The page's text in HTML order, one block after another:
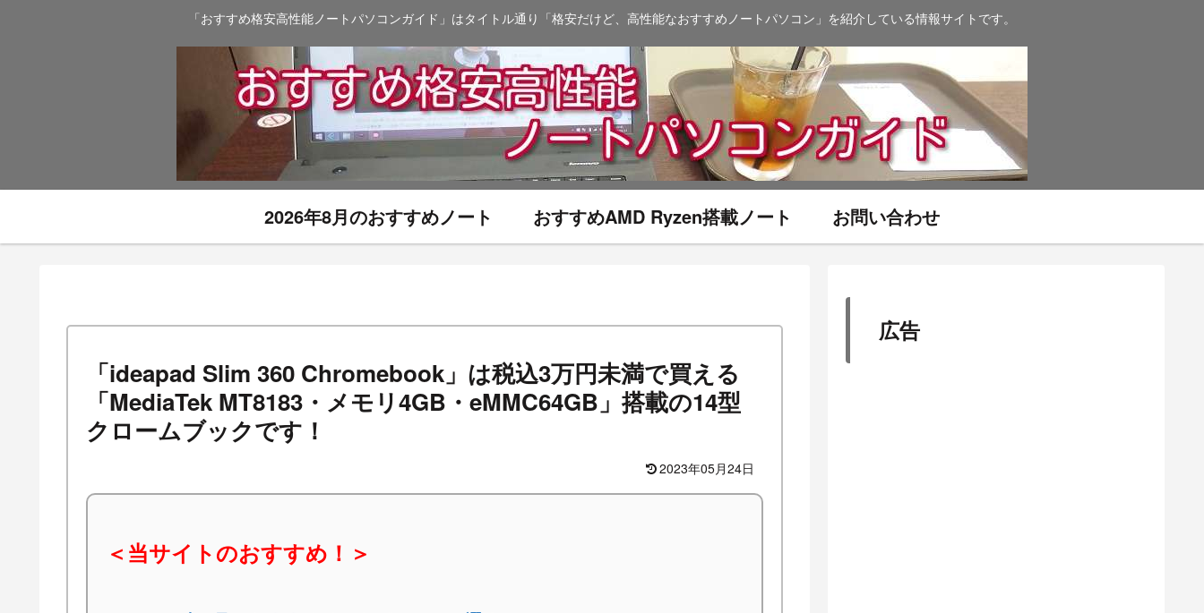
「おすすめ格安高性能ノートパソコンガイド」はタイトル通り「格安だけど、高性能なおすすめノートパソコン」を紹介している情報サイトです。
2026年8月のおすすめノート おすすめAMD Ryzen搭載ノート お問い合わせ
「ideapad Slim 360 Chromebook」は税込3万円未満で買える
「MediaTek MT8183・メモリ4GB・eMMC64GB」搭載の14型
クロームブックです！
2023年05月24日
＜当サイトのおすすめ！＞
広告